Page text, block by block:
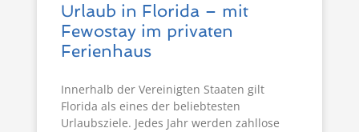
Urlaub in Florida – mit
Fewostay im privaten
Ferienhaus
Innerhalb der Vereinigten Staaten gilt
Florida als eines der beliebtesten
Urlaubsziele. Jedes Jahr werden zahllose